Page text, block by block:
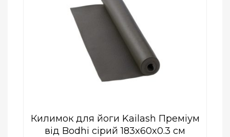
Килимок для йоги Kailash Преміум
від Bodhi сірий 183x60x0.3 см
ПРИДБАТИ
Add to Wishlist